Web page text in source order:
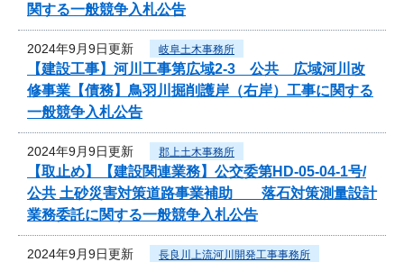
関する一般競争入札公告
2024年9月9日更新 岐阜土木事務所
【建設工事】河川工事第広域2-3 公共 広域河川改
修事業【債務】鳥羽川掘削護岸（右岸）工事に関する
一般競争入札公告
2024年9月9日更新 郡上土木事務所
【取止め】【建設関連業務】公交委第HD-05-04-1号/
公共 土砂災害対策道路事業補助 落石対策測量設計
業務委託に関する一般競争入札公告
2024年9月9日更新 長良川上流河川開発工事事務所